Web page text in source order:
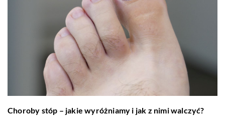
Choroby stóp – jakie wyróżniamy i jak z nimi walczyć?